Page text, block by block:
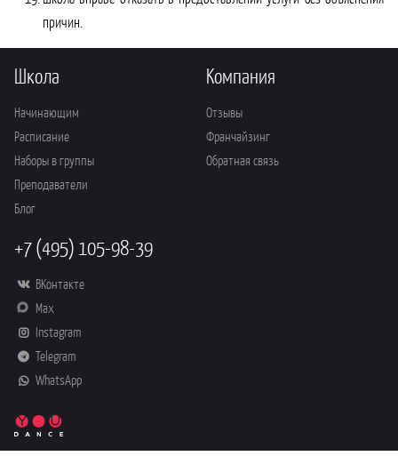
причин.
Школа
Начинающим
Расписание
Наборы в группы
Преподаватели
Блог
Компания
Отзывы
Франчайзинг
Обратная связь
+7 (495) 105-98-39
ВКонтакте
Max
Instagram
Telegram
WhatsApp